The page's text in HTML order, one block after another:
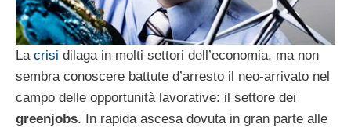
La crisi dilaga in molti settori dell’economia, ma non
sembra conoscere battute d’arresto il neo-arrivato nel
campo delle opportunità lavorative: il settore dei
greenjobs. In rapida ascesa dovuta in gran parte alle